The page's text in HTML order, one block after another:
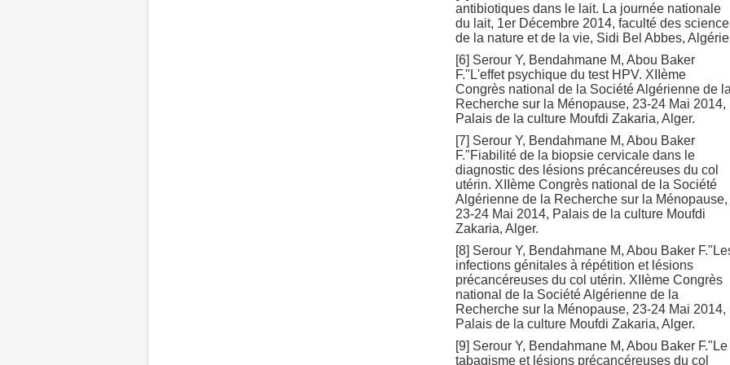
antibiotiques dans le lait. La journée nationale
du lait, 1er Décembre 2014, faculté des science
de la nature et de la vie, Sidi Bel Abbes,
[6] Serour Y, Bendahmane M, Abou Baker
F."L'effet psychique du test HPV. XIIème
Congrès national de la Société Algérienne de la
Recherche sur la Ménopause, 23-24 Mai 2014,
Palais de la culture Moufdi Zakaria, Alger.
[7] Serour Y, Bendahmane M, Abou Baker
F."Fiabilité de la biopsie cervicale dans le
diagnostic des lésions précancéreuses du col
utérin. XIIème Congrès national de la Société
Algérienne de la Recherche sur la Ménopause,
23-24 Mai 2014, Palais de la culture Moufdi
Zakaria, Alger.
[8] Serour Y, Bendahmane M, Abou Baker
infections génitales à répétition et lésions
précancéreuses du col utérin. XIIème Congrès
national de la Société Algérienne de la
Recherche sur la Ménopause, 23-24 Mai 2014,
Palais de la culture Moufdi Zakaria, Alger.
[9] Serour Y, Bendahmane M, Abou Baker F."Le
tabagisme et lésions précancéreuses du col